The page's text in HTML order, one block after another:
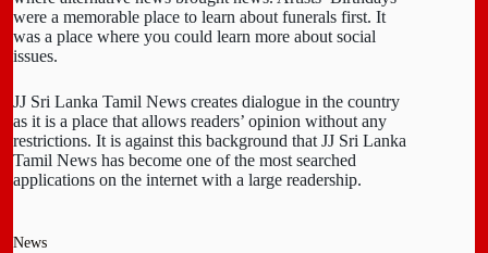
were a memorable place to learn about funerals first. It
was a place where you could learn more about social
issues.
JJ Sri Lanka Tamil News creates dialogue in the country
as it is a place that allows readers’ opinion without any
restrictions. It is against this background that JJ Sri Lanka
Tamil News has become one of the most searched
applications on the internet with a large readership.
News